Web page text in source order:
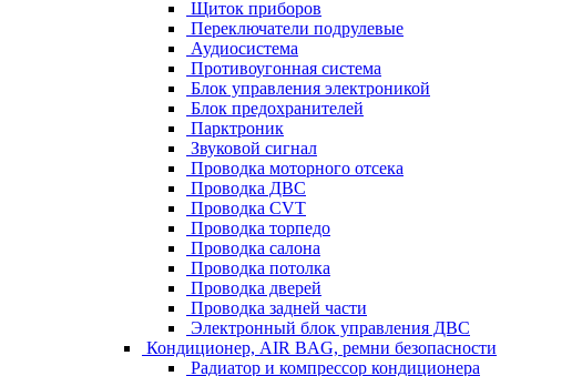
Щиток приборов
Переключатели подрулевые
Аудиосистема
Противоугонная система
Блок управления электроникой
Блок предохранителей
Парктроник
Звуковой сигнал
Проводка моторного отсека
Проводка ДВС
Проводка CVT
Проводка торпедо
Проводка салона
Проводка потолка
Проводка дверей
Проводка задней части
Электронный блок управления ДВС
Кондиционер, AIR BAG, ремни безопасности
Радиатор и компрессор кондиционера